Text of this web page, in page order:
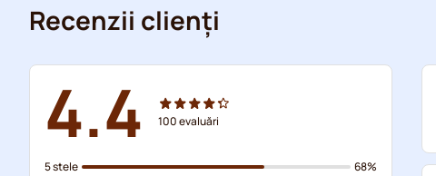
Recenzii clienți
4.4 100evaluări
5 stele
68%